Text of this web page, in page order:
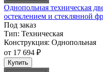
Однопольная техническая
остеклением и стеклянной
Под заказ
Тип: Техническая
Конструкция: Однопольная
от 17 694 ₽
Купить